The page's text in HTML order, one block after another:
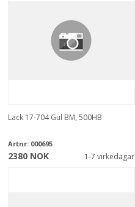
Lack 17-704 Gul BM, 500HB
Artnr: 000695
2380 NOK 1-7 virkedagar